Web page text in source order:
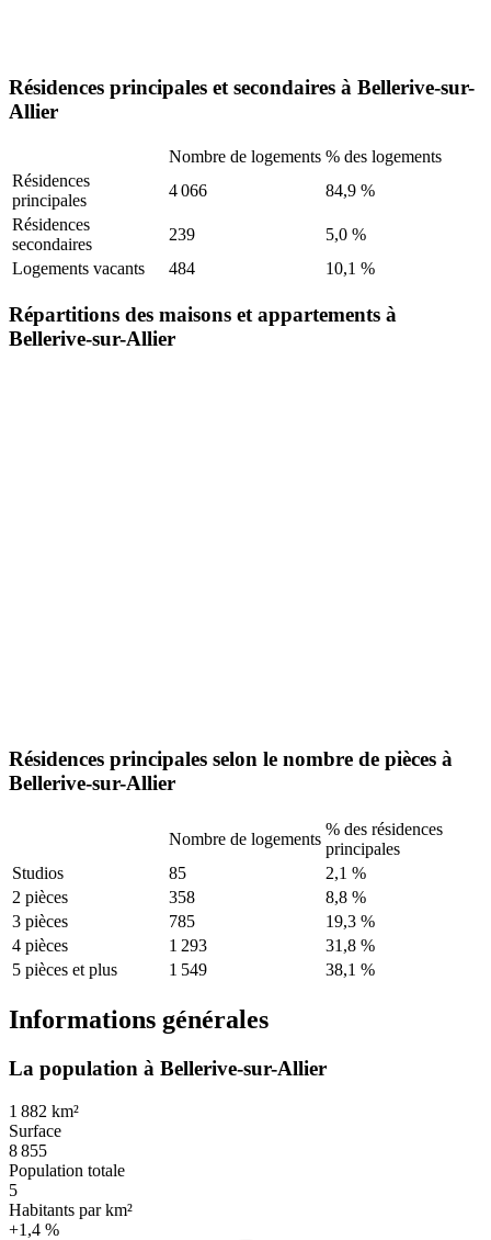
Résidences principales et secondaires à Bellerive-sur-
Allier
Nombre de logements % des logements
Résidences
principales
4 066
84,9 %
Résidences
secondaires
239
5,0 %
Logements vacants
484 10,1 %
Répartitions des maisons et appartements à
Bellerive-sur-Allier
Résidences principales selon le nombre de pièces à
Bellerive-sur-Allier
Nombre de logements
% des résidences
principales
Studios
85
2,1 %
2 pièces
358
8,8 %
3 pièces
785
19,3 %
4 pièces
1 293
31,8 %
5 pièces et plus
1 549 38,1 %
Informations générales
La population à Bellerive-sur-Allier
1 882 km²
Surface
8 855
Population totale
5
Habitants par km²
+1,4 %